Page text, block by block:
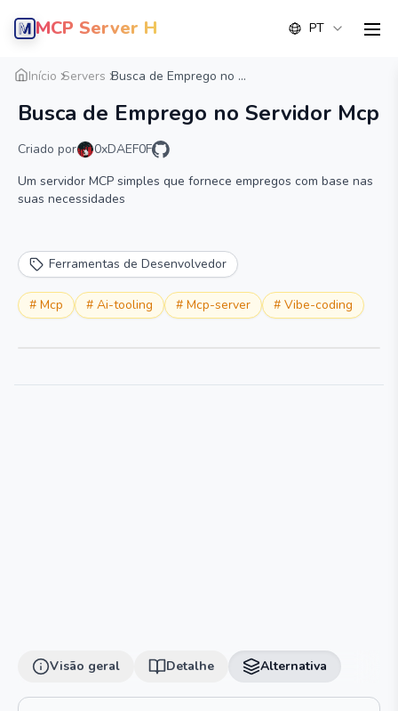
MCP Server Hub PT
Início Servers Busca de Emprego no ...
Busca de Emprego no Servidor Mcp
Criado por
0xDAEF0F
Um servidor MCP simples que fornece empregos com base nas
suas necessidades
Ferramentas de Desenvolvedor
# Mcp # Ai-tooling # Mcp-server # Vibe-coding
Visão geral Detalhe
Visão geral Detalhe Alternativa